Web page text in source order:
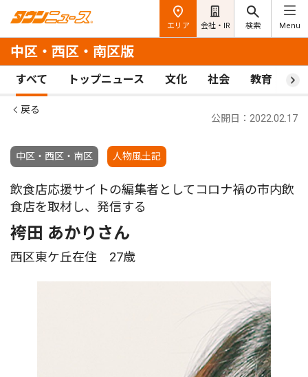
エリア 会社・IR 検索 Menu
中区・西区・南区版
すべて トップニュース 文化 社会 教育 ス
戻る
中区・西区・南区 人物風土記
公開日：2022.02.17
飲食店応援サイトの編集者としてコロナ禍の市内飲
食店を取材し、発信する
袴田 あかりさん
西区東ケ丘在住 27歳